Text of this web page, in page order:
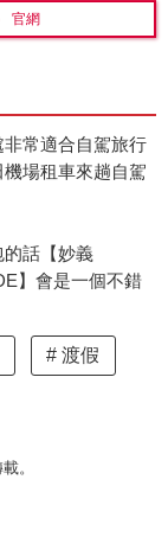
官網
常適合自駕旅行
場租車來趟自駕
話【妙義
】會是一個不錯
渡假
。